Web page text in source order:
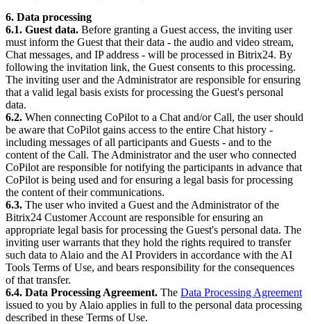
6. Data processing
6.1. Guest data. Before granting a Guest access, the inviting user
must inform the Guest that their data - the audio and video stream,
Chat messages, and IP address - will be processed in Bitrix24. By
following the invitation link, the Guest consents to this processing.
The inviting user and the Administrator are responsible for ensuring
that a valid legal basis exists for processing the Guest's personal
data.
6.2. When connecting CoPilot to a Chat and/or Call, the user should
be aware that CoPilot gains access to the entire Chat history -
including messages of all participants and Guests - and to the
content of the Call. The Administrator and the user who connected
CoPilot are responsible for notifying the participants in advance that
CoPilot is being used and for ensuring a legal basis for processing
the content of their communications.
6.3. The user who invited a Guest and the Administrator of the
Bitrix24 Customer Account are responsible for ensuring an
appropriate legal basis for processing the Guest's personal data. The
inviting user warrants that they hold the rights required to transfer
such data to Alaio and the AI Providers in accordance with the AI
Tools Terms of Use, and bears responsibility for the consequences
of that transfer.
6.4. Data Processing Agreement. The Data Processing Agreement
issued to you by Alaio applies in full to the personal data processing
described in these Terms of Use.